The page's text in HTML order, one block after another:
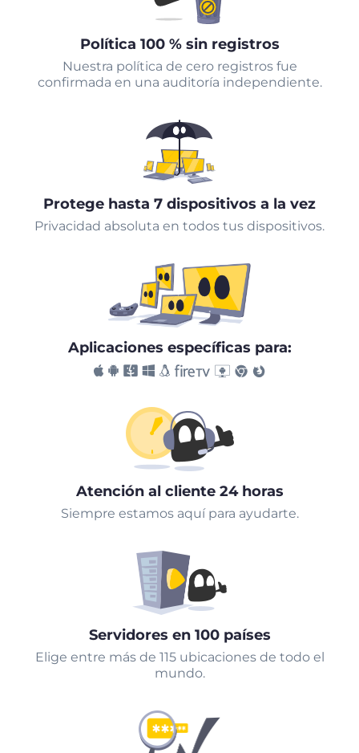
Política 100 % sin registros
Nuestra política de cero registros fue
confirmada en una auditoría independiente.
Protege hasta 7 dispositivos a la vez
Privacidad absoluta en todos tus dispositivos.
Aplicaciones específicas para:
Atención al cliente 24 horas
Siempre estamos aquí para ayudarte.
Servidores en 100 países
Elige entre más de 115 ubicaciones de todo el
mundo.